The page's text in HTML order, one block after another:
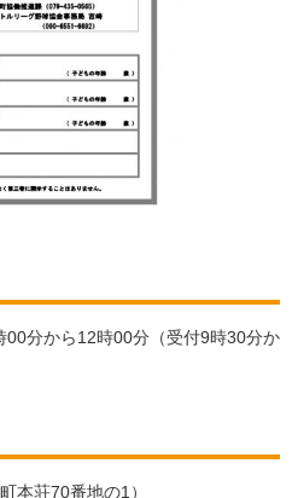
分から12時00分（受付9時30分か
本荘70番地の1）